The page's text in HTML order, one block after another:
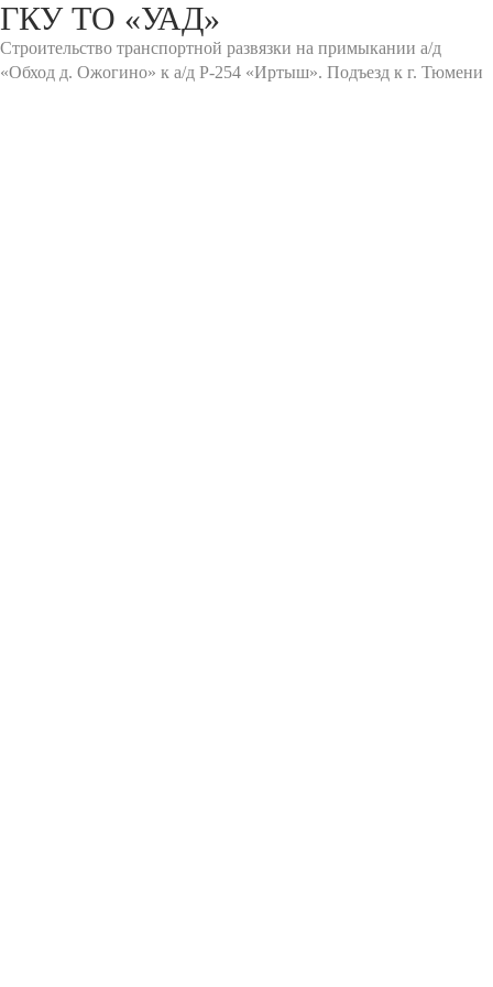
ГКУ ТО «УАД»
Строительство транспортной развязки на примыкании а/д
«Обход д. Ожогино» к а/д Р-254 «Иртыш». Подъезд к г. Тюмени